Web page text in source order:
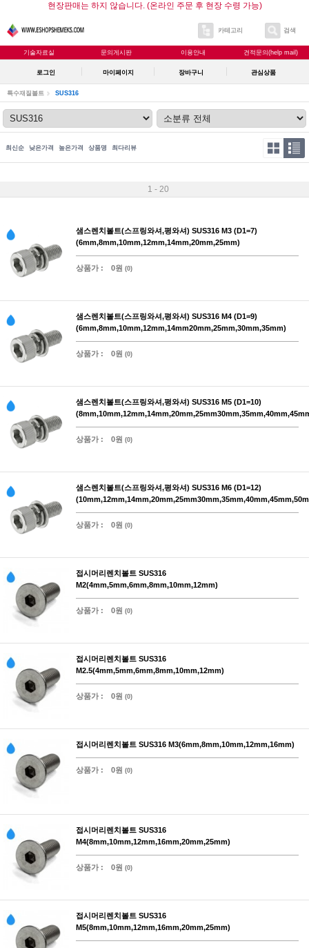
현장판매는 하지 않습니다. (온라인 주문 후 현장 수령 가능)
카테고리 검색
기술자료실 문의게시판 이용안내 견적문의(help mail)
로그인 마이페이지 장바구니 관심상품
특수재질볼트 SUS316
최신순 낮은가격 높은가격 상품명 최다리뷰
1 - 20
샘스렌치볼트(스프링와셔,평와셔) SUS316 M3 (D1=7)
(6mm,8mm,10mm,12mm,14mm,20mm,25mm)
상품가 : 0원 (0)
샘스렌치볼트(스프링와셔,평와셔) SUS316 M4 (D1=9)
(6mm,8mm,10mm,12mm,14mm20mm,25mm,30mm,35mm)
상품가 : 0원 (0)
샘스렌치볼트(스프링와셔,평와셔) SUS316 M5 (D1=10)
상품가 : 0원 (0)
샘스렌치볼트(스프링와셔,평와셔) SUS316 M6 (D1=12)
상품가 : 0원 (0)
접시머리렌치볼트 SUS316
M2(4mm,5mm,6mm,8mm,10mm,12mm)
상품가 : 0원 (0)
접시머리렌치볼트 SUS316
M2.5(4mm,5mm,6mm,8mm,10mm,12mm)
상품가 : 0원 (0)
접시머리렌치볼트 SUS316 M3(6mm,8mm,10mm,12mm,16mm)
상품가 : 0원 (0)
접시머리렌치볼트 SUS316
M4(8mm,10mm,12mm,16mm,20mm,25mm)
상품가 : 0원 (0)
접시머리렌치볼트 SUS316
M5(8mm,10mm,12mm,16mm,20mm,25mm)